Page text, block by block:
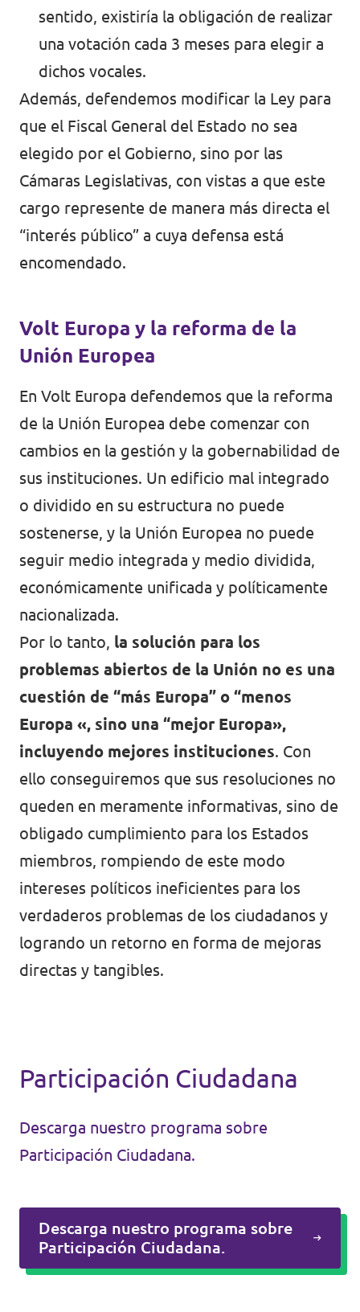
sentido, existiría la obligación de realizar
una votación cada 3 meses para elegir a
dichos vocales.
Además, defendemos modificar la Ley para
que el Fiscal General del Estado no sea
elegido por el Gobierno, sino por las
Cámaras Legislativas, con vistas a que este
cargo represente de manera más directa el
“interés público” a cuya defensa está
encomendado.
Volt Europa y la reforma de la
Unión Europea
En Volt Europa defendemos que la reforma
de la Unión Europea debe comenzar con
cambios en la gestión y la gobernabilidad de
sus instituciones. Un edificio mal integrado
o dividido en su estructura no puede
sostenerse, y la Unión Europea no puede
seguir medio integrada y medio dividida,
económicamente unificada y políticamente
nacionalizada.
Por lo tanto, la solución para los
problemas abiertos de la Unión no es una
cuestión de “más Europa” o “menos
Europa «, sino una “mejor Europa»,
incluyendo mejores instituciones. Con
ello conseguiremos que sus resoluciones no
queden en meramente informativas, sino de
obligado cumplimiento para los Estados
miembros, rompiendo de este modo
intereses políticos ineficientes para los
verdaderos problemas de los ciudadanos y
logrando un retorno en forma de mejoras
directas y tangibles.
Participación Ciudadana
Descarga nuestro programa sobre
Participación Ciudadana.
Descarga nuestro programa sobre
Participación Ciudadana.